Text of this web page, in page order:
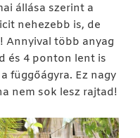
állása szerint a
nehezebb is, de
Annyival több anyag
és 4 ponton lent is
függőágyra. Ez nagy
nem sok lesz rajtad!